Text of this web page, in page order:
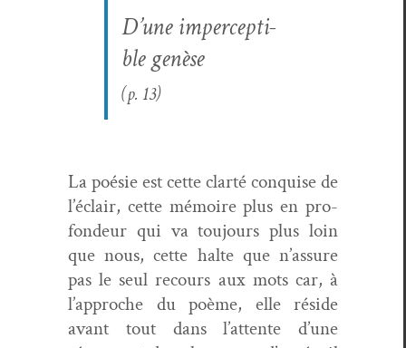
D’une imper­cep­ti­
ble genèse
(p. 13)
La poésie est cette clarté con­quise de
l’éclair, cette mémoire plus en pro­
fondeur qui va tou­jours plus loin
que nous, cette halte que n’assure
pas le seul recours aux mots car, à
l’approche du poème, elle réside
avant tout dans l’attente d’une